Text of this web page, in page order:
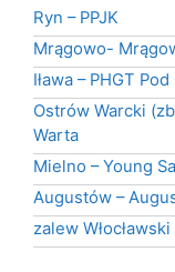
Ryn – PPJK
Mrągowo-
Iława – PHGT
Ostrów Warcki
Warta
Mielno – Young
Augustów –
zalew